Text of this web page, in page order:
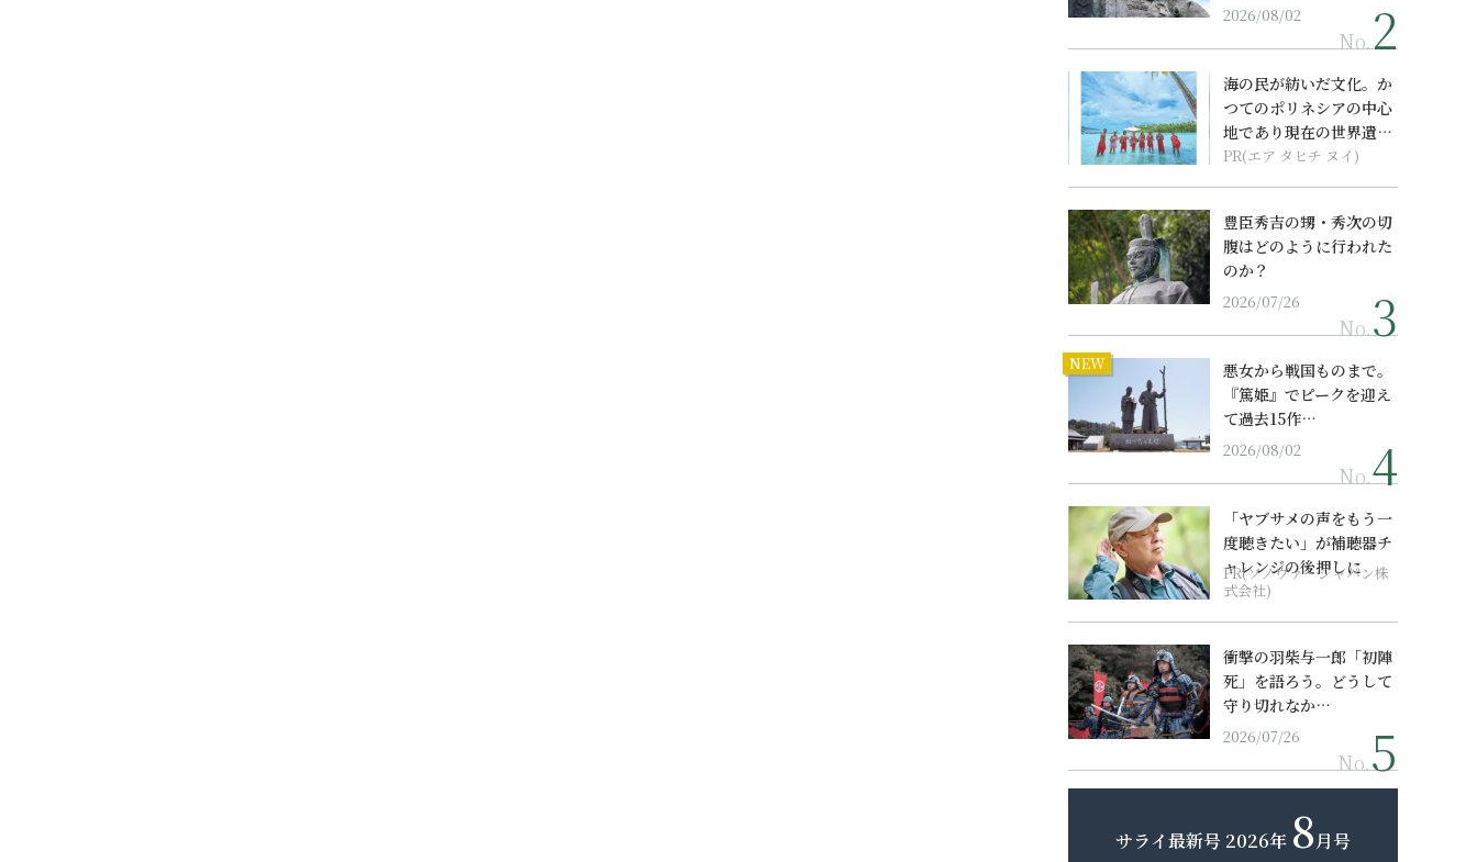
2026/08/02
No.
海の民が紡いだ文化。か
つてのポリネシアの中心
地であり現在の世界遺産
からみえてくる...
PR(エア タヒチ ヌイ)
豊臣秀吉の甥・秀次の切
腹はどのように行われた
のか？
2026/07/26
No.
NEW
悪女から戦国ものまで。
『篤姫』でピークを迎え
て過去15作…
2026/08/02
No.
「ヤブサメの声をもう一
度聴きたい」が補聴器チ
ャレンジの後押しに
PR(ソノヴァ・ジャパン株
式会社)
衝撃の羽柴与一郎「初陣
死」を語ろう。どうして
守り切れなか…
2026/07/26
No.
サライ最新号 2026年 8月号